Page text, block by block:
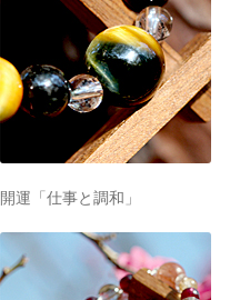
開運「仕事と調和」